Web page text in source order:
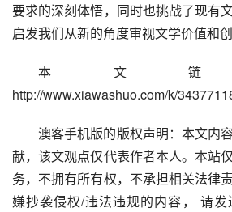
要求的深刻体悟，同时也挑战了现有
启发我们从新的角度审视文学价值和创
本文链
http://www.xiawashuo.com/k/
澳客手机版的版权声明：本文内
献，该文观点仅代表作者本人。本站
务，不拥有所有权，不承担相关法律
嫌抄袭侵权/违法违规的内容， 请